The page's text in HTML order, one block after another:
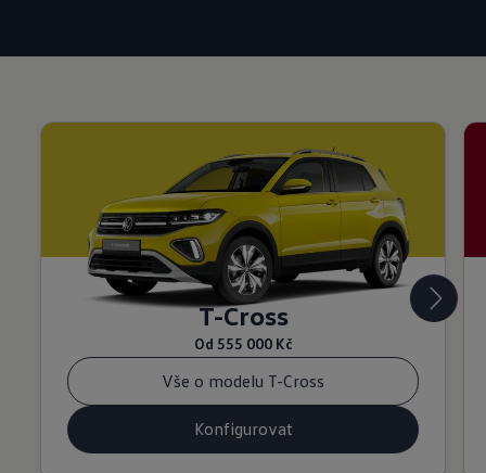
T-Cross
Od 555 000 Kč
Vše o modelu T-Cross
Konfigurovat